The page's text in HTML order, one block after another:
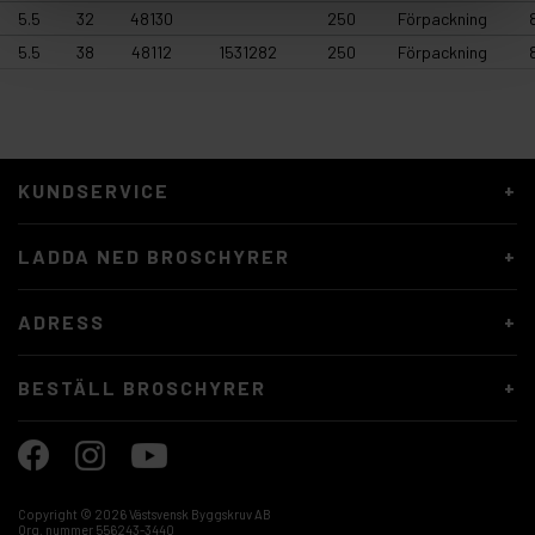
5.5 32 48130 250 Förpackning
5.5
38 48112 1531282 250 Förpackning
KUNDSERVICE
LADDA NED BROSCHYRER
ADRESS
BESTÄLL BROSCHYRER
Copyright © 2026 Västsvensk Byggskruv AB
Org. nummer 556243-3440